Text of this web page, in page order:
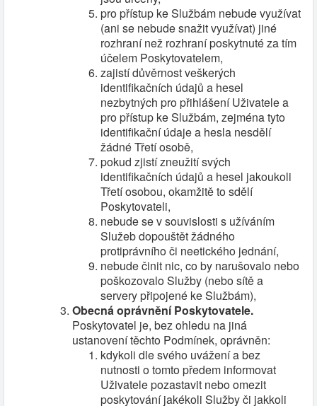
pro přístup ke Službám nebude využívat
(ani se nebude snažit využívat) jiné
rozhraní než rozhraní poskytnuté za tím
účelem Poskytovatelem,
zajistí důvěrnost veškerých
identifikačních údajů a hesel
nezbytných pro přihlášení Uživatele a
pro přístup ke Službám, zejména tyto
identifikační údaje a hesla nesdělí
žádné Třetí osobě,
pokud zjistí zneužití svých
identifikačních údajů a hesel jakoukoli
Třetí osobou, okamžitě to sdělí
Poskytovateli,
nebude se v souvislosti s užíváním
Služeb dopouštět žádného
protiprávního či neetického jednání,
nebude činit nic, co by narušovalo nebo
poškozovalo Služby (nebo sítě a
servery připojené ke Službám),
Obecná oprávnění Poskytovatele.
Poskytovatel je, bez ohledu na jiná
ustanovení těchto Podmínek, oprávněn:
kdykoli dle svého uvážení a bez
nutnosti o tomto předem informovat
Uživatele pozastavit nebo omezit
poskytování jakékoli Služby či jakkoli